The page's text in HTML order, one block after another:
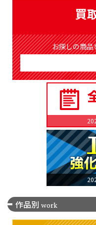
買
お探しの商
作品別 work